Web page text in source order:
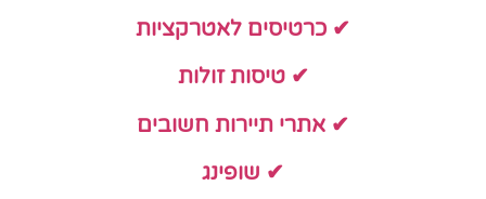
✔ כרטיסים לאטרקציות
✔ טיסות זולות
✔ אתרי תיירות חשובים
✔ שופינג